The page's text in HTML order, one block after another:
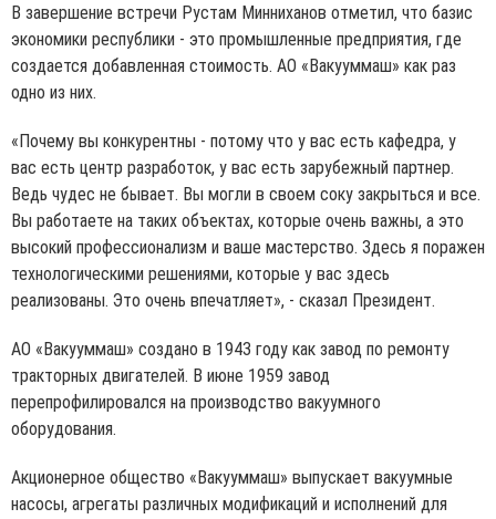
В завершение встречи Рустам Минниханов отметил, что базис
экономики республики - это промышленные предприятия, где
создается добавленная стоимость. АО «Вакууммаш» как раз
одно из них.
«Почему вы конкурентны - потому что у вас есть кафедра, у
вас есть центр разработок, у вас есть зарубежный партнер.
Ведь чудес не бывает. Вы могли в своем соку закрыться и все.
Вы работаете на таких объектах, которые очень важны, а это
высокий профессионализм и ваше мастерство. Здесь я поражен
технологическими решениями, которые у вас здесь
реализованы. Это очень впечатляет», - сказал Президент.
АО «Вакууммаш» создано в 1943 году как завод по ремонту
тракторных двигателей. В июне 1959 завод
перепрофилировался на производство вакуумного
оборудования.
Акционерное общество «Вакууммаш» выпускает вакуумные
насосы, агрегаты различных модификаций и исполнений для